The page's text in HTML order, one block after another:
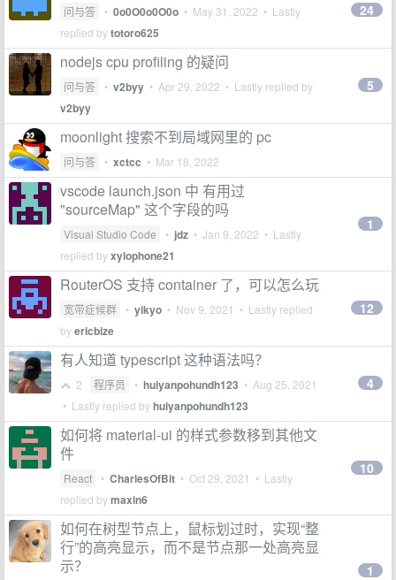
问与答 • 0o0O0o0O0o • May 31, 2022 • Lastly
replied bytotoro625
24
nodejs cpu profiling 的疑问
问与答 • v2byy • Apr 29, 2022 • Lastly replied by
v2byy
5
moonlight 搜索不到局域网里的 pc
问与答 • xctcc • Mar 18, 2022
vscode launch.json 中 有用过
"sourceMap" 这个字段的吗
Visual Studio Code • jdz • Jan 9, 2022 • Lastly
replied byxylophone21
1
RouterOS 支持 container 了，可以怎么玩
宽带症候群 • yikyo • Nov 9, 2021 • Lastly replied
byericbize
12
有人知道 typescript 这种语法吗？
2 程序员 • huiyanpohundh123 • Aug 25, 2021
• Lastly replied byhuiyanpohundh123
4
如何将 material-ui 的样式参数移到其他文
件
React • CharlesOfBit • Oct 29, 2021 • Lastly
replied bymaxin6
10
如何在树型节点上，鼠标划过时，实现“整
行”的高亮显示，而不是节点那一处高亮显
示？
1